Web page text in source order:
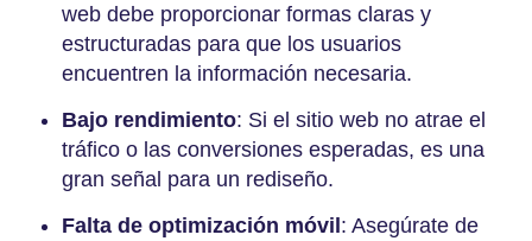
web debe proporcionar formas claras y
estructuradas para que los usuarios
encuentren la información necesaria.
Bajo rendimiento: Si el sitio web no atrae el
tráfico o las conversiones esperadas, es una
gran señal para un rediseño.
Falta de optimización móvil: Asegúrate de